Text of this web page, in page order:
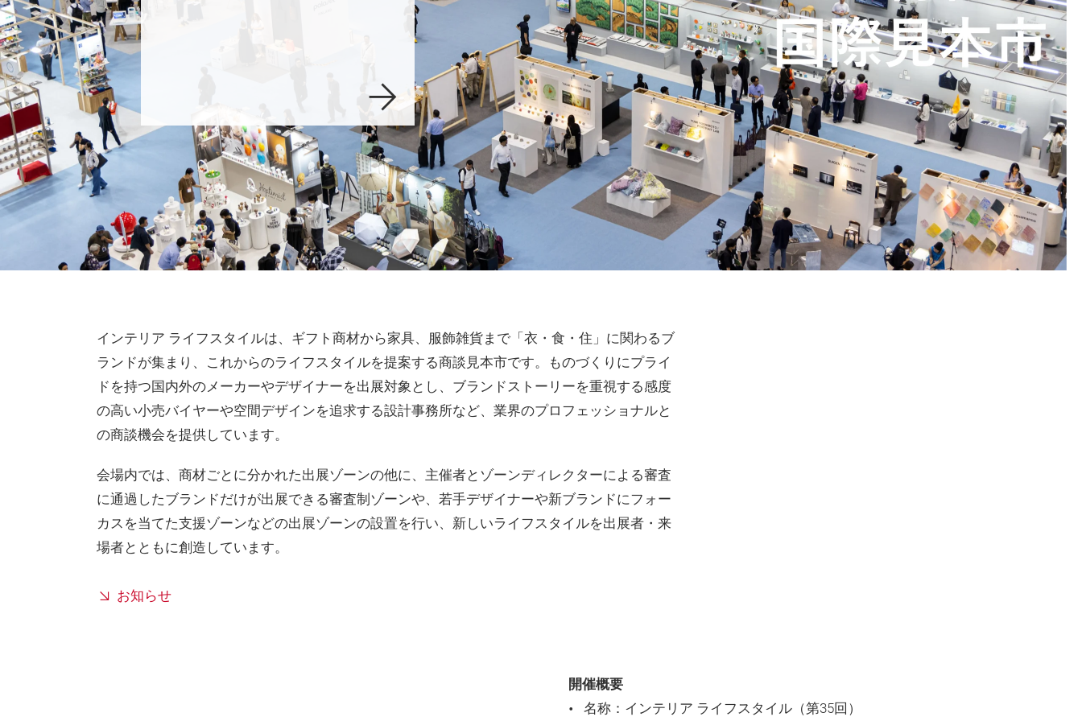
インテリア ライフスタイルは、ギフト商材から家具、服飾雑貨まで「衣・食・住」に関わるブ
ランドが集まり、これからのライフスタイルを提案する商談見本市です。ものづくりにプライ
ドを持つ国内外のメーカーやデザイナーを出展対象とし、ブランドストーリーを重視する感度
の高い小売バイヤーや空間デザインを追求する設計事務所など、業界のプロフェッショナルと
の商談機会を提供しています。
会場内では、商材ごとに分かれた出展ゾーンの他に、主催者とゾーンディレクターによる審査
に通過したブランドだけが出展できる審査制ゾーンや、若手デザイナーや新ブランドにフォー
カスを当てた支援ゾーンなどの出展ゾーンの設置を行い、新しいライフスタイルを出展者・来
場者とともに創造しています。
お知らせ
開催概要
名称：インテリア ライフスタイル（第35回）